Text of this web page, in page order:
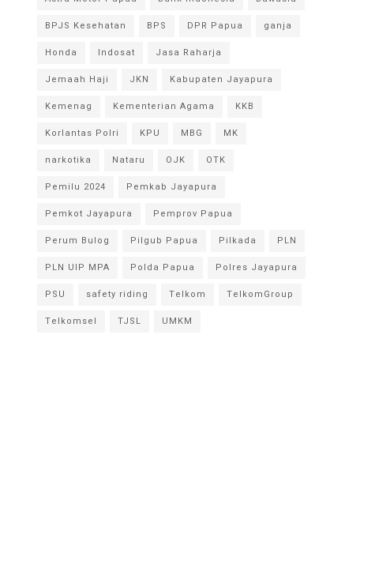
BPJS Kesehatan
BPS DPR Papua
ganja
Honda
Indosat
Jasa Raharja
Jemaah Haji
JKN
Kabupaten Jayapura
Kemenag
Kementerian Agama
KKB
Korlantas Polri
KPU MBG
MK
narkotika
Nataru OJK
OTK
Pemilu 2024
Pemkab Jayapura
Pemkot Jayapura
Pemprov Papua
Perum Bulog
Pilgub Papua Pilkada
PLN
PLN UIP MPA
Polda Papua
Polres Jayapura
PSU
safety riding Telkom
TelkomGroup
Telkomsel
TJSL UMKM